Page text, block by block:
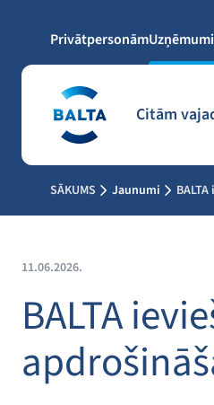
Privātpersonām
Citām
SĀKUMS Jaunumi
11.06.2026.
BALTA